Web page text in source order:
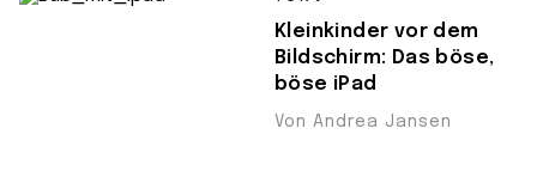
Kleinkinder vor dem
Bildschirm: Das böse,
böse iPad
Von Andrea Jansen